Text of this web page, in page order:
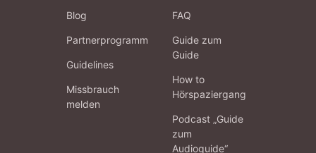
Blog
Partnerprogramm
Guidelines
Missbrauch
melden
FAQ
Guide zum
Guide
How to
Hörspaziergang
Podcast „Guide
zum
Audioguide“